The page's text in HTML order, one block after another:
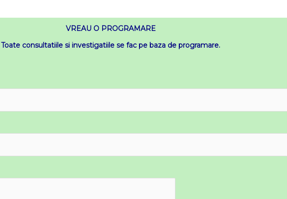
VREAU O PROGRAMARE
Toate consultatiile si investigatiile se fac pe baza de programare.